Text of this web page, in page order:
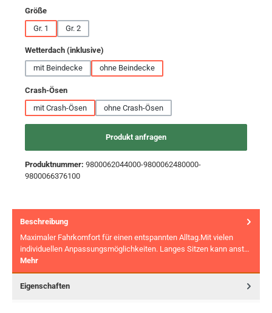
Größeauswählen
Gr. 1
Gr. 2
Wetterdach (inklusive)
mit Beindecke
ohne Beindecke
Crash-Ösenauswählen
mit Crash-Ösen
ohne Crash-Ösen
Produkt anfragen
Produktnummer: 9800062044000-9800062480000-
9800066376100
Beschreibung
Maximaler Fahrkomfort für einen entspannten Alltag.Mit vielen
individuellen Anpassungsmöglichkeiten. Langes Sitzen kann anst…
Mehr
Eigenschaften